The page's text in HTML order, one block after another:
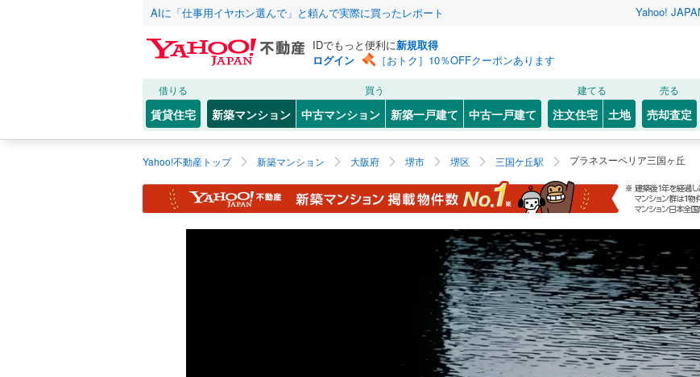
AIに「仕事用イヤホン選んで」と頼んで実際に買ったレポート Yahoo!
IDでもっと便利に新規取得
ログイン
［おトク］10％OFFクーポンあります
借りる
賃貸住宅
買う
新築マンション 中古マンション 新築一戸建て 中古一戸建て
建てる
注文住宅 土地
売る
売却査定
Yahoo!不動産トップ 新築マンション 大阪府 堺市 堺区 三国ケ丘駅 プラネスーペリア三国ヶ丘